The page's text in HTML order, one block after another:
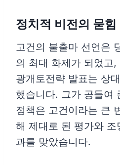
정치적 비전의 묻힘
고건의 불출마 선언은
의 최대 화제가 되었고,
광개토전략 발표는 상
했습니다. 그가 공들여
정책은 고건이라는 큰
해 제대로 된 평가와 조
과를 맞았습니다.